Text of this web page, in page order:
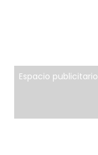
Espacio publicitario